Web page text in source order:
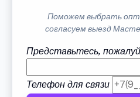
Поможем выбрать
согласуем выезд
Представьтесь,
Телефон для связи